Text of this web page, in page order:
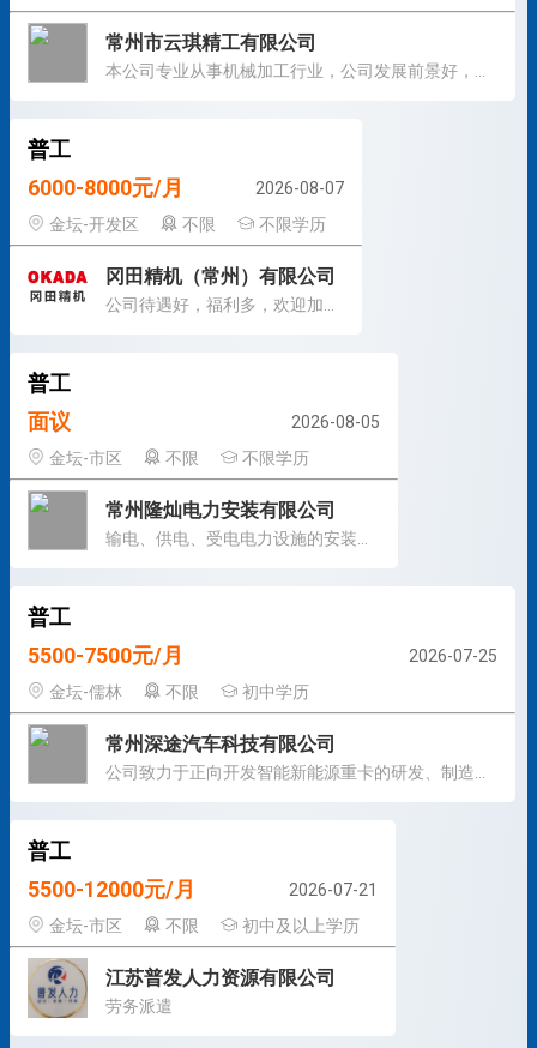
常州市云琪精工有限公司
普工
6000-8000元/月
2026-08-07
金坛-开发区
不限 不限学历
冈田精机（常州）有限公司
普工
面议
2026-08-05
金坛-市区
不限 不限学历
常州隆灿电力安装有限公司
普工
5500-7500元/月
2026-07-25
金坛-儒林
不限 初中学历
常州深途汽车科技有限公司
普工
5500-12000元/月
2026-07-21
金坛-市区
不限 初中及以上学历
江苏普发人力资源有限公司
劳务派遣